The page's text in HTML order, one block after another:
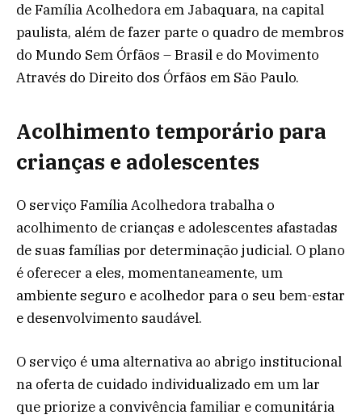
de Família Acolhedora em Jabaquara, na capital
paulista, além de fazer parte o quadro de membros
do Mundo Sem Órfãos – Brasil e do Movimento
Através do Direito dos Órfãos em São Paulo.
Acolhimento temporário para
crianças e adolescentes
O serviço Família Acolhedora trabalha o
acolhimento de crianças e adolescentes afastadas
de suas famílias por determinação judicial. O plano
é oferecer a eles, momentaneamente, um
ambiente seguro e acolhedor para o seu bem-estar
e desenvolvimento saudável.
O serviço é uma alternativa ao abrigo institucional
na oferta de cuidado individualizado em um lar
que priorize a convivência familiar e comunitária